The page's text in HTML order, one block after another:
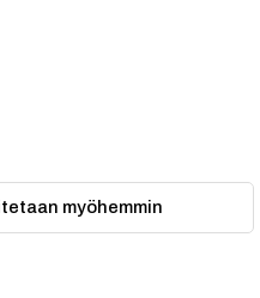
myöhemmin